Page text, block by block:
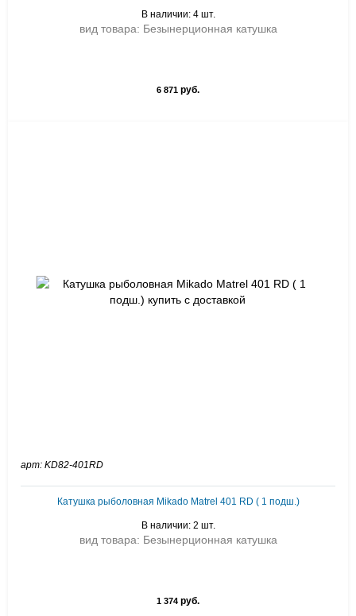
В наличии: 4 шт.
вид товара: Безынерционная катушка
6 871 руб.
арт: KD82-401RD
Катушка рыболовная Mikado Matrel 401 RD ( 1 подш.)
В наличии: 2 шт.
вид товара: Безынерционная катушка
1 374 руб.